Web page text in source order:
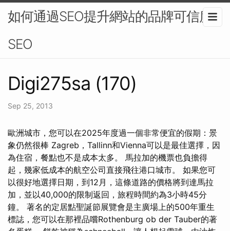
如何通過SEO提升網站的品牌可信度-
SEO
Digi275sa (170)
Sep 25, 2013
歐洲城市，您可以在2025年度過一個非常便宜的假期：景
象仍然很棒 Zagreb，Tallinn和Vienna可以是最佳選擇，因
為住宿，餐點也不是成本太多。 馬拉加的機票也負擔得
起，幾家低成本的航空公司直接飛往港口城市。 如果您可
以很好地選擇日期，到12月，這條道路的價格將到達馬拉
加，並以40,000的限制返回，旅程時間約為3小時45分
鐘。 著名的定居點聖誕節展覽會是主廣場上的500年重生
標誌，您可以在那裡品嚐Rothenburg ob der Tauber的著